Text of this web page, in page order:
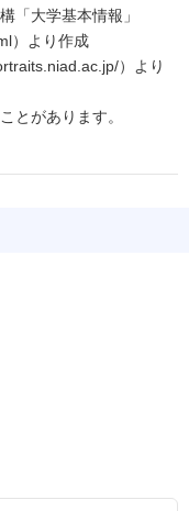
「大学基本情報」
）より作成
）より
とがあります。